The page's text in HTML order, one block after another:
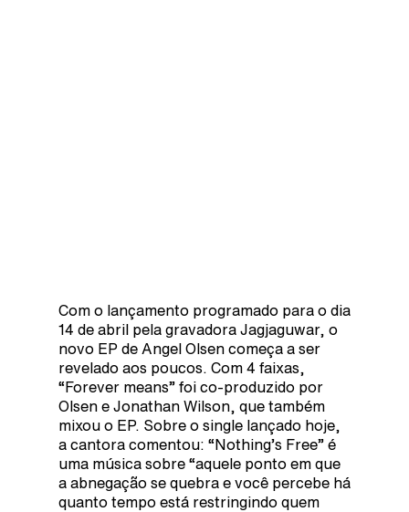
Com o lançamento programado para o dia
14 de abril pela gravadora Jagjaguwar, o
novo EP de Angel Olsen começa a ser
revelado aos poucos. Com 4 faixas,
“Forever means” foi co-produzido por
Olsen e Jonathan Wilson, que também
mixou o EP. Sobre o single lançado hoje,
a cantora comentou: “Nothing’s Free” é
uma música sobre “aquele ponto em que
a abnegação se quebra e você percebe há
quanto tempo está restringindo quem